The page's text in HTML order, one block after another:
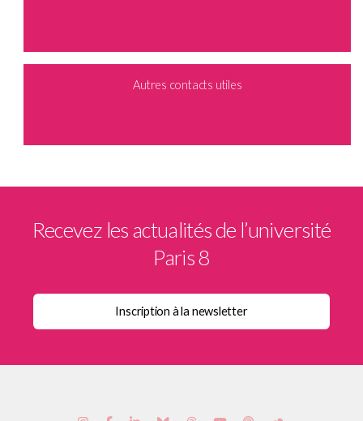
Autres contacts utiles
Recevez les actualités de l’université
Paris 8